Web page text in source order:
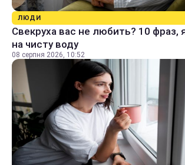
ЛЮДИ
Свекруха вас не любить? 10 фраз,
на чисту воду
08 серпня 2026, 10:52